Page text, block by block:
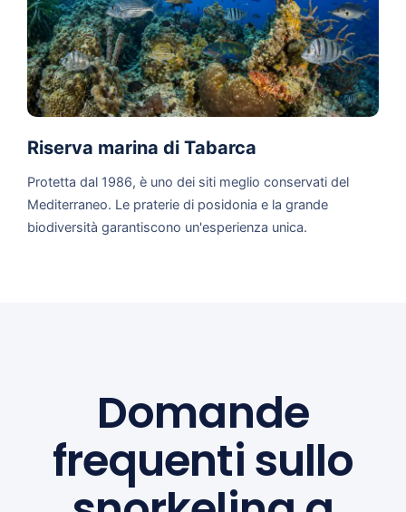
Riserva marina di Tabarca
Protetta dal 1986, è uno dei siti meglio conservati del
Mediterraneo. Le praterie di posidonia e la grande
biodiversità garantiscono un'esperienza unica.
Domande
frequenti sullo